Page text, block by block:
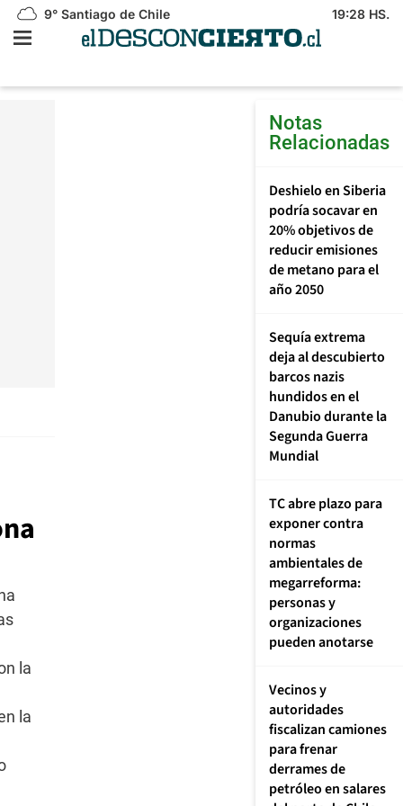
9° Santiago de Chile 19:28 HS.
la
la
Notas
Relacionadas
Deshielo en Siberia
podría socavar en
20% objetivos de
reducir emisiones
de metano para el
año 2050
Sequía extrema
deja al descubierto
barcos nazis
hundidos en el
Danubio durante la
Segunda Guerra
Mundial
TC abre plazo para
exponer contra
normas
ambientales de
megarreforma:
personas y
organizaciones
pueden anotarse
Vecinos y
autoridades
fiscalizan camiones
para frenar
derrames de
petróleo en salares